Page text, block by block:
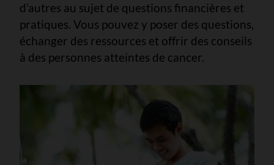
d’autres au sujet de questions financières et
pratiques. Vous pouvez y poser des questions,
échanger des ressources et offrir des conseils
à des personnes atteintes de cancer.